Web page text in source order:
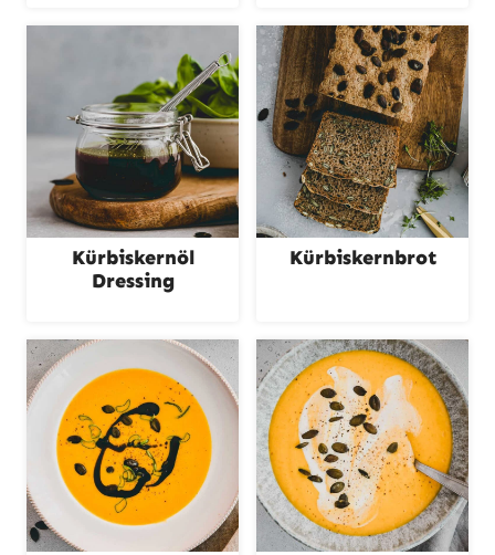
Kürbiskernöl
Dressing
Kürbiskernbrot